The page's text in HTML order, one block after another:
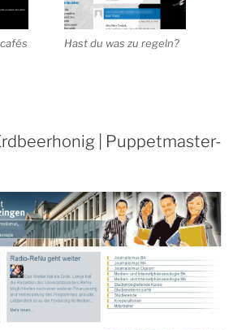
Hast du was zu regeln?
| Puppetmaster-